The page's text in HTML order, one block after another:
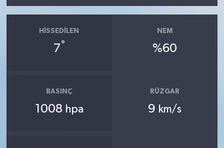
HISSEDILEN
7°
NEM
%60
BASINÇ
1008 hpa
RÜZGAR
9 km/s